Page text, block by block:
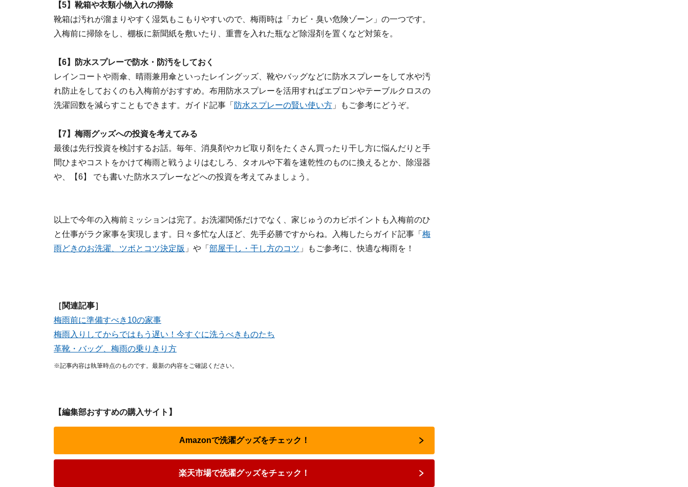
【5】靴箱や衣類小物入れの掃除
靴箱は汚れが溜まりやすく湿気もこもりやすいので、梅雨時は「カビ・臭い危険ゾーン」の一つです。
入梅前に掃除をし、棚板に新聞紙を敷いたり、重曹を入れた瓶など除湿剤を置くなど対策を。
【6】防水スプレーで防水・防汚をしておく
レインコートや雨傘、晴雨兼用傘といったレイングッズ、靴やバッグなどに防水スプレーをして水や汚
れ防止をしておくのも入梅前がおすすめ。布用防水スプレーを活用すればエプロンやテーブルクロスの
洗濯回数を減らすこともできます。ガイド記事「 防水スプレーの賢い使い方 」もご参考にどうぞ。
【7】梅雨グッズへの投資を考えてみる
最後は先行投資を検討するお話。毎年、消臭剤やカビ取り剤をたくさん買ったり干し方に悩んだりと手
間ひまやコストをかけて梅雨と戦うよりはむしろ、タオルや下着を速乾性のものに換えるとか、除湿器
や、【6】 でも書いた防水スプレーなどへの投資を考えてみましょう。
以上で今年の入梅前ミッションは完了。お洗濯関係だけでなく、家じゅうのカビポイントも入梅前のひ
と仕事がラク家事を実現します。日々多忙な人ほど、先手必勝ですからね。入梅したらガイド記事「 梅
雨どきのお洗濯、ツボとコツ決定版 」や「 部屋干し・干し方のコツ 」もご参考に、快適な梅雨を！
［関連記事］
梅雨前に準備すべき10の家事
梅雨入りしてからではもう遅い！今すぐに洗うべきものたち
革靴・バッグ、梅雨の乗りきり方
※記事内容は執筆時点のものです。最新の内容をご確認ください。
【編集部おすすめの購入サイト】
Amazonで洗濯グッズをチェック！
楽天市場で洗濯グッズをチェック！